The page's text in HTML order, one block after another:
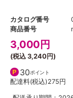
カタログ番号
商品番号
3,000 円
(税込3,240円)
30ポイント
配達料(税込)275円